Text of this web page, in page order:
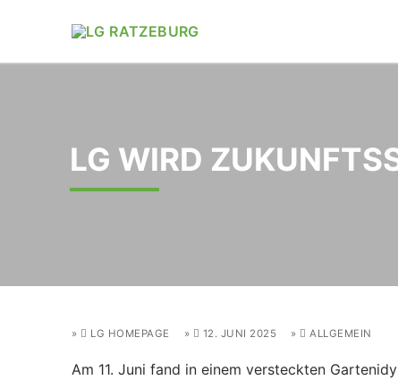
LG WIRD
LG HOMEPAGE 12. JUNI 2025 ALLGEMEIN
Am 11. Juni fand in einem versteckten